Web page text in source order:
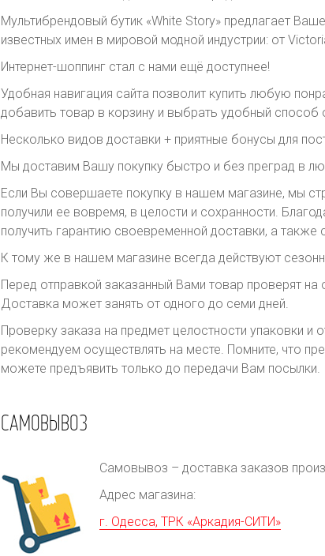
Мультибрендовый бутик «White Story» предлагает
известных имен в мировой модной индустрии: от
Интернет-шоппинг стал с нами ещё доступнее!
Удобная навигация сайта позволит купить любую
добавить товар в корзину и выбрать удобный способ
Несколько видов доставки + приятные бонусы для
Мы доставим Вашу покупку быстро и без преград в
Если Вы совершаете покупку в нашем магазине, мы
получили ее вовремя, в целости и сохранности.
получить гарантию своевременной доставки, а также
К тому же в нашем магазине всегда действуют
Перед отправкой заказанный Вами товар проверят
Доставка может занять от одного до семи дней.
Проверку заказа на предмет целостности упаковки и
рекомендуем осуществлять на месте. Помните, что
можете предъявить только до передачи Вам посылки.
САМОВЫВОЗ
Самовывоз – доставка заказов
Адрес магазина:
г. Одесса, ТРК «Аркадия-СИТИ»